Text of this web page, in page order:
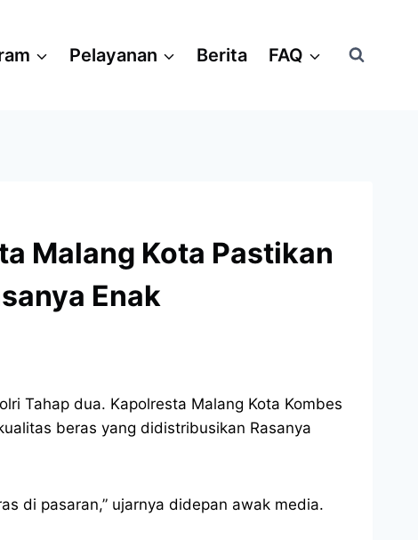
Pelayanan Berita FAQ
Malang Kota Pastikan
Enak
Tahap dua. Kapolresta Malang Kota Kombes
beras yang didistribusikan Rasanya
di pasaran,” ujarnya didepan awak media.